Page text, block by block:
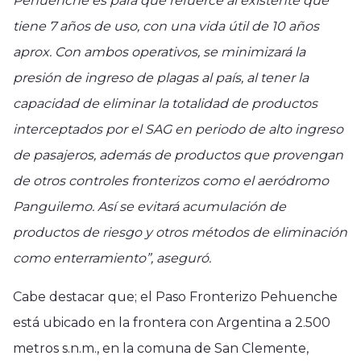
tiene 7 años de uso, con una vida útil de 10 años
aprox. Con ambos operativos, se minimizará la
presión de ingreso de plagas al país, al tener la
capacidad de eliminar la totalidad de productos
interceptados por el SAG en periodo de alto ingreso
de pasajeros, además de productos que provengan
de otros controles fronterizos como el aeródromo
Panguilemo. Así se evitará acumulación de
productos de riesgo y otros métodos de eliminación
como enterramiento”, aseguró.
Cabe destacar que; el Paso Fronterizo Pehuenche
está ubicado en la frontera con Argentina a 2.500
metros s.n.m., en la comuna de San Clemente,